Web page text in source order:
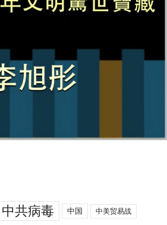
中共病毒 中国 中美贸易战